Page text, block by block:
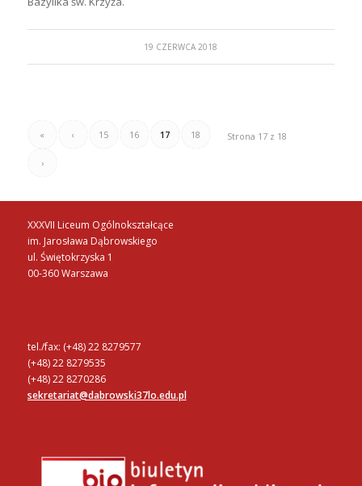
19 CZERWCA 2018
Strona 17 z 18
« ‹ 15 16 17 18
›
XXXVII Liceum Ogólnokształcące
im. Jarosława Dąbrowskiego
ul. Świętokrzyska 1
00-360 Warszawa
tel./fax: (+48) 22 8279577
(+48) 22 8279535
(+48) 22 8270286
sekretariat@dabrowski37lo.edu.pl